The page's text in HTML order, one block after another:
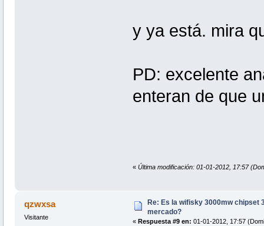
y ya está. mira
PD: excelente
enteran de que
« Última modificación: 01-01-2012, 17:57
qzwxsa
Visitante
Re: Es la wifisky 3000mw chipset
mercado?
« Respuesta #9 en: 01-01-2012, 17:57